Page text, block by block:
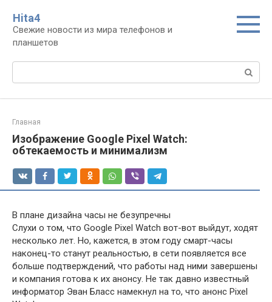
контенту
Нita4
Свежие новости из мира телефонов и
планшетов
Поиск:
Главная
Изображение Google Pixel Watch:
обтекаемость и минимализм
В плане дизайна часы не безупречны
Слухи о том, что Google Pixel Watch вот-вот выйдут, ходят
несколько лет. Но, кажется, в этом году смарт-часы
наконец-то станут реальностью, в сети появляется все
больше подтверждений, что работы над ними завершены
и компания готова к их анонсу. Не так давно известный
информатор Эван Бласс намекнул на то, что анонс Pixel